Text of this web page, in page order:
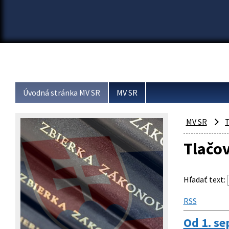
Úvodná stránka MV SR MV SR
MV SR
Hľadať text:
RSS
Od 1.